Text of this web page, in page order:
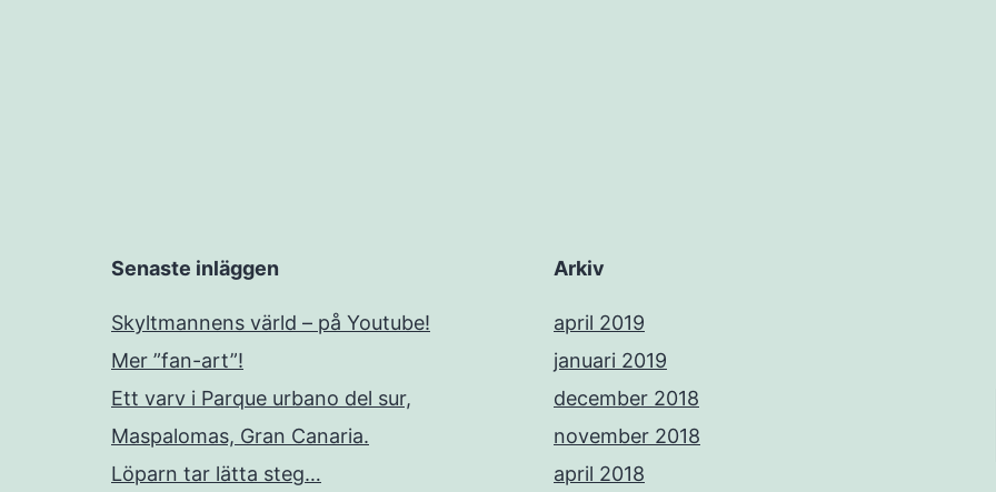
Senaste inläggen
Skyltmannens värld – på Youtube!
Mer ”fan-art”!
Ett varv i Parque urbano del sur,
Maspalomas, Gran Canaria.
Löparn tar lätta steg…
Arkiv
april 2019
januari 2019
december 2018
november 2018
april 2018